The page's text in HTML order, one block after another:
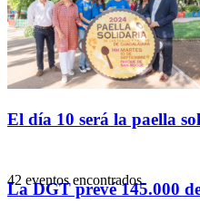
El día 10 será la paella
La DGT prevé 145.000
42 eventos encontrados.